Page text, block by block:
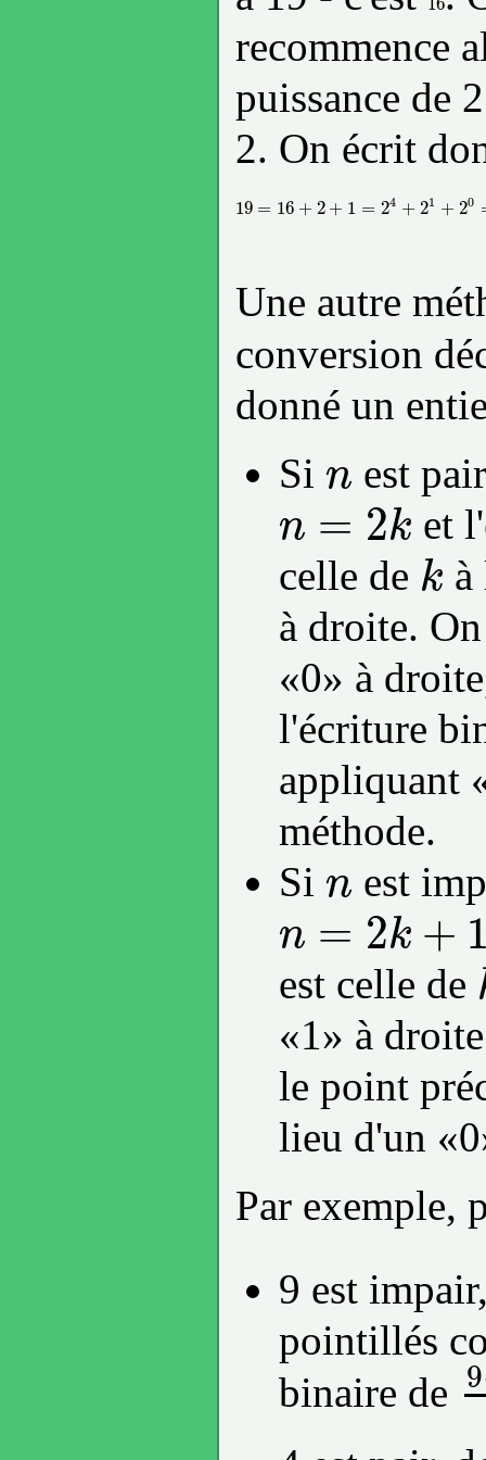
16
16
recommence
puissance de
2. On écrit
19 = 16 + 2 + 1 = 24 + 21 + 20
19=16+2 + = 4 +2 1+ 20 1.2 +0.2
Une autre
conversion
donné un
Si n
n est
n = 2k
n=2
et
celle de k
k
à
à droite.
«0» à
l'écriture
appliquant
méthode.
Si n
n est
n = 2k +
n=2
est celle de k
«1» à
le point
lieu d'un
Par exemple,
9 est
pointillés
binaire de 9